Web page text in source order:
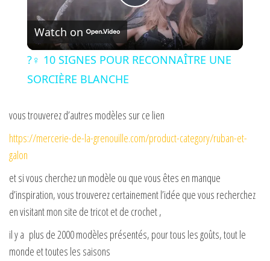
P
l
y
i
Watch on
?‍♀️ 10 SIGNES POUR RECONNAÎTRE UNE
SORCIÈRE BLANCHE
vous trouverez d’autres modèles sur ce lien
https://mercerie-de-la-grenouille.com/product-category/ruban-et-
galon
et si vous cherchez un modèle ou que vous êtes en manque
d’inspiration, vous trouverez certainement l’idée que vous recherchez
en visitant mon site de tricot et de crochet ,
il y a plus de 2000 modèles présentés, pour tous les goûts, tout le
monde et toutes les saisons